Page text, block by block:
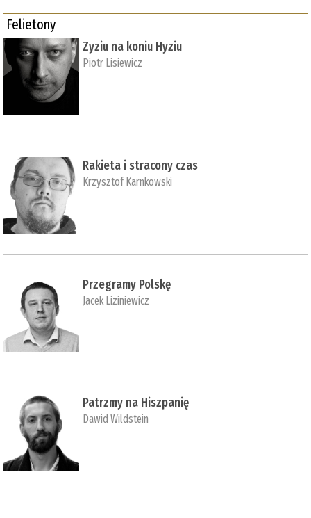
Felietony
Zyziu na koniu Hyziu
Piotr Lisiewicz
Rakieta i stracony czas
Krzysztof Karnkowski
Przegramy Polskę
Jacek Liziniewicz
Patrzmy na Hiszpanię
Dawid Wildstein